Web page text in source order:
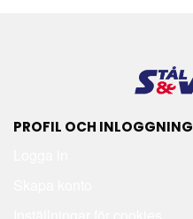
PROFIL OCH INLOGGNING